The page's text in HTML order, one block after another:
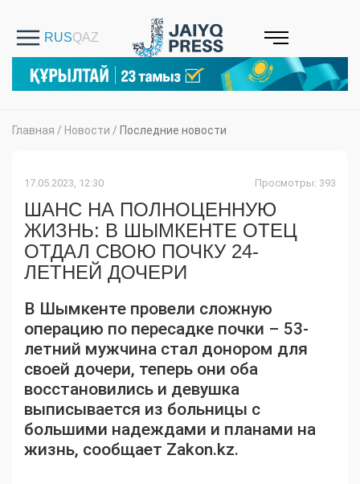
Главная / Новости / Последние новости
17.05.2023, 12:30 Просмотры: 393
ШАНС НА ПОЛНОЦЕННУЮ
ЖИЗНЬ: В ШЫМКЕНТЕ ОТЕЦ
ОТДАЛ СВОЮ ПОЧКУ 24-
ЛЕТНЕЙ ДОЧЕРИ
В Шымкенте провели сложную
операцию по пересадке почки – 53-
летний мужчина стал донором для
своей дочери, теперь они оба
восстановились и девушка
выписывается из больницы c
большими надеждами и планами на
жизнь, сообщает Zakon.kz.